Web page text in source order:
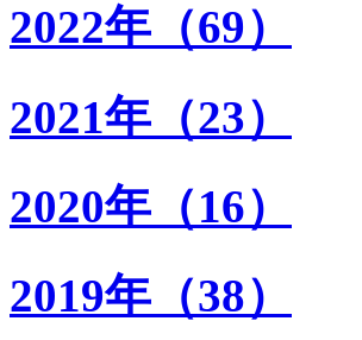
2022年（69）
2021年（23）
2020年（16）
2019年（38）